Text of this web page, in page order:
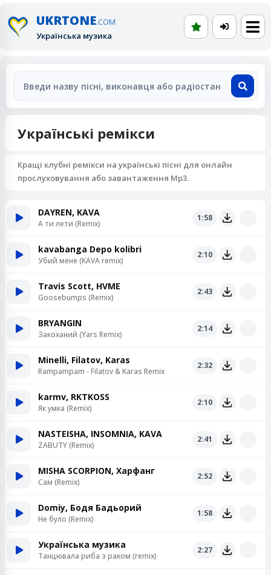
UKRTONE.COM
Українська музика
Українські ремікси
Кращі клубні ремікси на українські пісні для онлайн
прослуховування або завантаження Mp3.
DAYREN, KAVA
А ти лети (Remix)
1:58
kavabanga Depo kolibri
Убий мене (KAVA remix)
2:10
Travis Scott, HVME
Goosebumps (Remix)
2:43
BRYANGIN
Закоханий (Yars Remix)
2:14
Minelli, Filatov, Karas
Rampampam - Filatov & Karas Remix
2:32
karmv, RKTKOSS
Як умка (Remix)
2:10
NASTEISHA, INSOMNIA, KAVA
ZABUTY (Remix)
2:41
MISHA SCORPION, Харфанг
Сам (Remix)
2:52
Domiy, Бодя Бадьорий
Не було (Remix)
1:58
Українська музика
Танцювала риба з раком (remix)
2:27